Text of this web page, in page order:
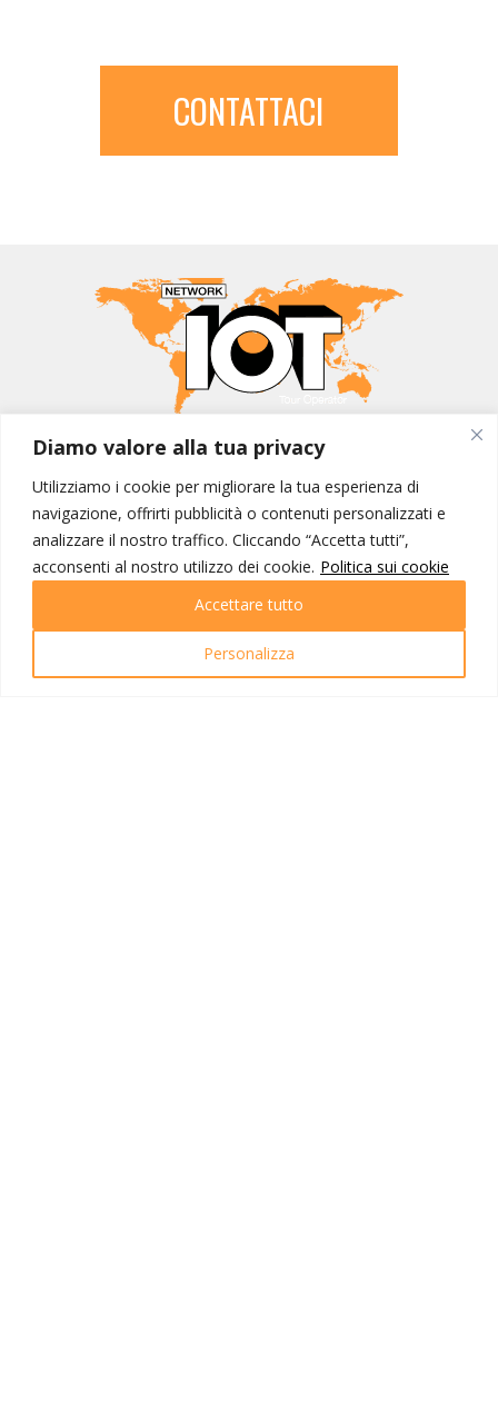
Diamo valore alla tua privacy
Utilizziamo i cookie per migliorare la tua esperienza di
navigazione, offrirti pubblicità o contenuti personalizzati e
analizzare il nostro traffico. Cliccando “Accetta tutti”,
acconsenti al nostro utilizzo dei cookie. Politica sui cookie
Personalizza
Accettare tutto
CONTATTACI
MONDO IOT VIAGGI
Corporate
Contatti
I NOSTRI PRODOTTI
Partenze
Emozioni di viaggio
Newsletter
Tutti i viaggi